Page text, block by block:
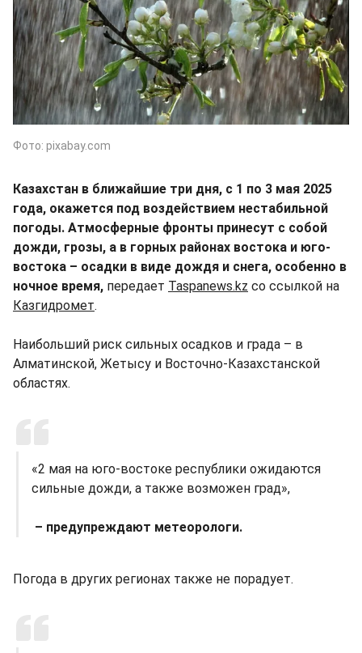
Фото: pixabay.com
Казахстан в ближайшие три дня, с 1 по 3 мая 2025
года, окажется под воздействием нестабильной
погоды. Атмосферные фронты принесут с собой
дожди, грозы, а в горных районах востока и юго-
востока – осадки в виде дождя и снега, особенно в
ночное время, передает Taspanews.kz со ссылкой на
Казгидромет.
Наибольший риск сильных осадков и града – в
Алматинской, Жетысу и Восточно-Казахстанской
областях.
«2 мая на юго-востоке республики ожидаются
сильные дожди, а также возможен град»,
– предупреждают метеорологи.
Погода в других регионах также не порадует.